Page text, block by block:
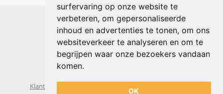
surfervaring op onze website te
verbeteren, om gepersonaliseerde
inhoud en advertenties te tonen, om ons
websiteverkeer te analyseren en om te
begrijpen waar onze bezoekers vandaan
komen.
OK
Shophouse online
Max Planckstraat 4
6716 BE Ede, Nederland
Telefoon:+31(0)318 618 121
E-mail: info@shophouse.nl
Geopend: ma t/m vr 09:00-17:00 uur
Klantenservice
Algemene voorwaarden